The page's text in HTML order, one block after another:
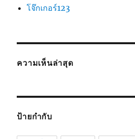
โจ๊กเกอร์123
ความเห็นล่าสุด
ป้ายกำกับ